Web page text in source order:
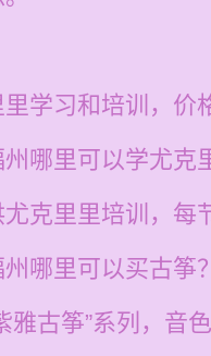
学习和培训，价
哪里可以学尤克
克里里培训，每
哪里可以买古筝？
雅古筝”系列，音